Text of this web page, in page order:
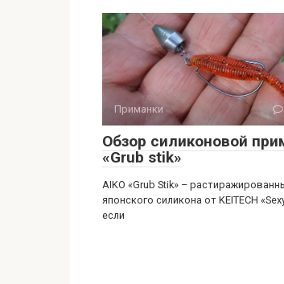
Приманки
Обзор силиконовой
«Grub stik»
AIKO «Grub Stik» –
японского силикона от KEITECH
если